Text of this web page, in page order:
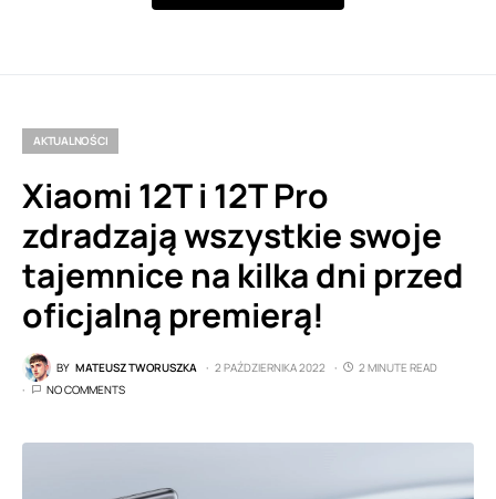
AKTUALNOŚCI
Xiaomi 12T i 12T Pro
zdradzają wszystkie swoje
tajemnice na kilka dni przed
oficjalną premierą!
BY MATEUSZ TWORUSZKA 2 PAŹDZIERNIKA 2022
2 MINUTE READ
NO COMMENTS